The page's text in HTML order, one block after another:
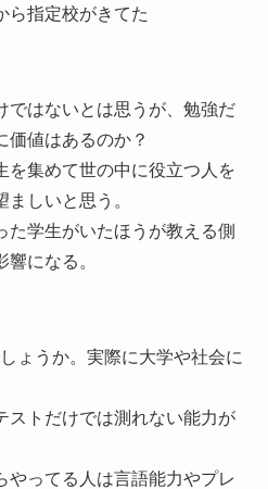
ら指定校がきてた
ではないとは思うが、勉強だ
価値はあるのか？
を集めて世の中に役立つ人を
しいと思う。
た学生がいたほうが教える側
になる。
ょうか。実際に大学や社会に
ストだけでは測れない能力が
やってる人は言語能力やプレ